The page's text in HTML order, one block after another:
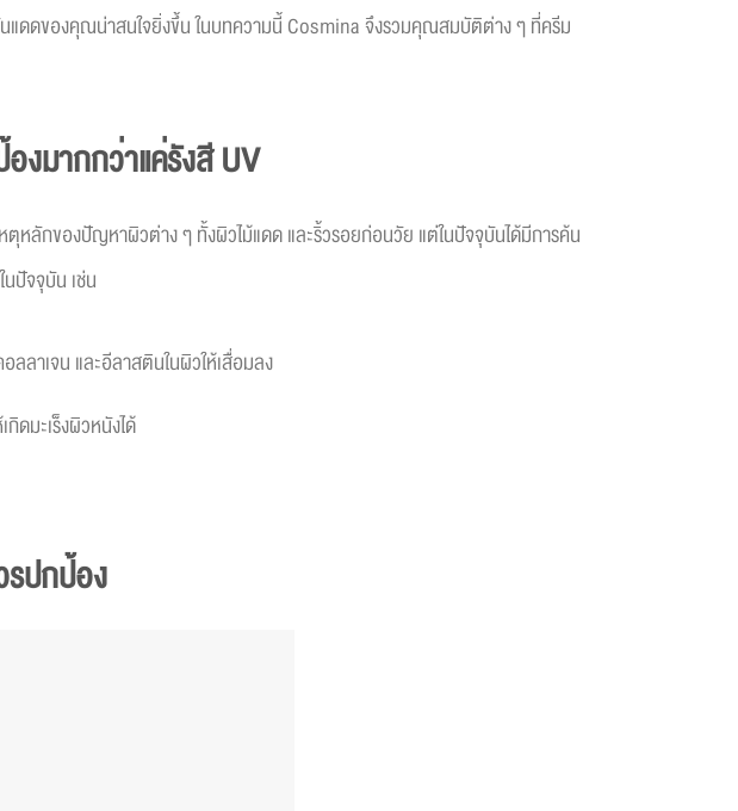
แดดของคุณน่าสนใจยิ่งขึ้น ในบทความนี้ Cosmina จึงรวมคุณสมบัติต่าง ๆ ที่ครีม
งมากกว่าแค่รังสีUV
หลักของปัญหาผิวต่าง ๆ ทั้งผิวไม้แดด และริ้วรอยก่อนวัย แต่ในปัจจุบันได้มีการค้น
ปัจจุบัน เช่น
ลาเจน และอีลาสตินในผิวให้เสื่อมลง
ดมะเร็งผิวหนังได้
ปกป้อง